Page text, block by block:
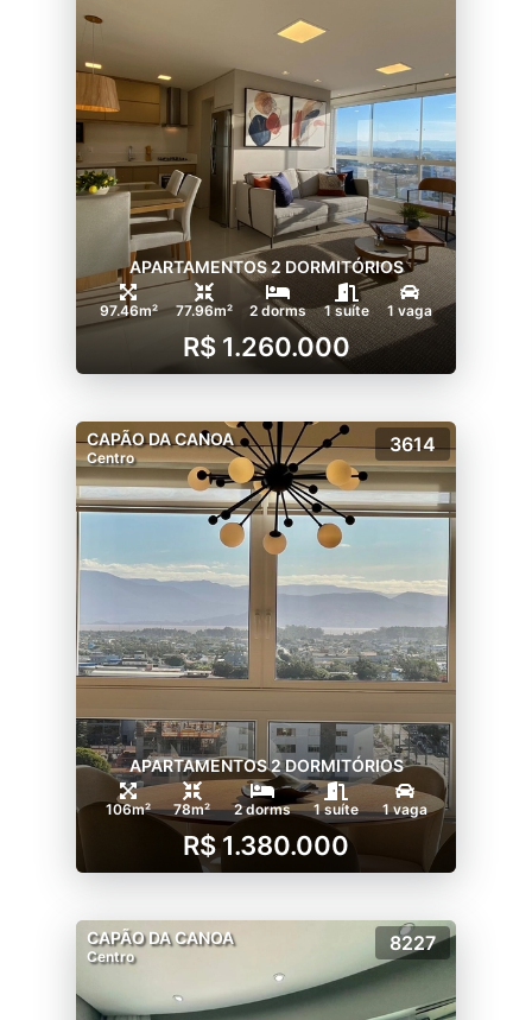
APARTAMENTOS 2 DORMITÓRIOS
97.46m² 77.96m² 2 dorms 1 suíte 1 vaga
R$ 1.260.000
CAPÃO DA CANOA
Centro
3614
APARTAMENTOS 2 DORMITÓRIOS
106m² 78m² 2 dorms 1 suíte 1 vaga
R$ 1.380.000
CAPÃO DA CANOA
Centro
8227